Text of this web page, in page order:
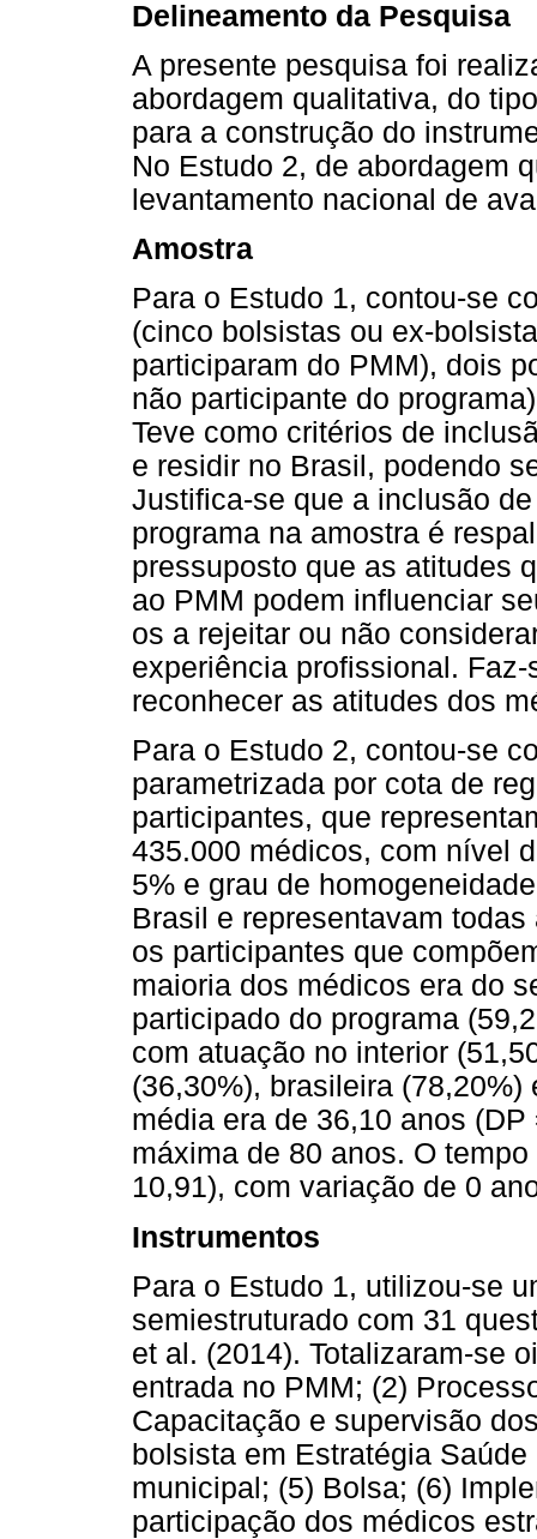
Delineamento da Pesquisa
A presente pesquisa foi
abordagem qualitativa, do
para a construção do
No Estudo 2, de abordagem
levantamento nacional de
Amostra
Para o Estudo 1, contou-se
(cinco bolsistas ou ex-
participaram do PMM), dois
não participante do
Teve como critérios de
e residir no Brasil, podendo
Justifica-se que a inclusão
programa na amostra é
pressuposto que as atitudes
ao PMM podem influenciar
os a rejeitar ou não
experiência profissional.
reconhecer as atitudes dos
Para o Estudo 2, contou-se
parametrizada por cota de
participantes, que
435.000 médicos, com nível
5% e grau de
Brasil e representavam
os participantes que
maioria dos médicos era do
participado do programa
com atuação no interior
(36,30%), brasileira
média era de 36,10 anos
máxima de 80 anos. O
10,91), com variação de 0
Instrumentos
Para o Estudo 1, utilizou-se
semiestruturado com 31
et al. (2014). Totalizaram-se
entrada no PMM; (2)
Capacitação e supervisão
bolsista em Estratégia
municipal; (5) Bolsa; (6)
participação dos médicos